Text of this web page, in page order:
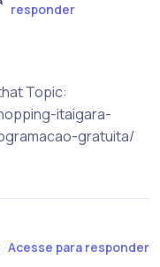
responder
Topic:
itaigara-
gratuita/
Acesse para responder